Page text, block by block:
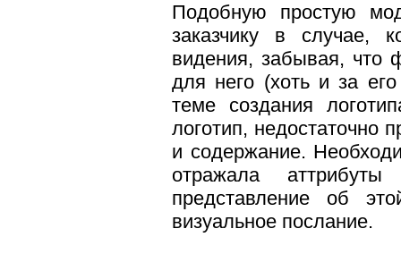
Подобную простую
заказчику в случае,
видения, забывая, что
для него (хоть и за
теме создания
логотип, недостаточно
и содержание.
отражала
представление об
визуальное послание.